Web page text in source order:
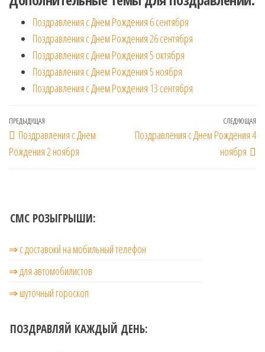
Поздравления с Днем Рождения 6 сентября
Поздравления с Днем Рождения 26 сентября
Поздравления с Днем Рождения 5 октября
Поздравления с Днем Рождения 5 ноября
Поздравления с Днем Рождения 13 сентября
Навигация
по
записям
Предыдущая
запись
ПРЕДЫДУЩАЯ
Поздравления с Днем
Рождения 2 ноября
СЛЕДУЮЩАЯ
Поздравления с Днем Рождения 4
ноября
СМС РОЗЫГРЫШИ:
⇒ с доставокй на мобильный телефон
⇒ для автомобилистов
⇒ шуточный гороскоп
ПОЗДРАВЛЯЙ КАЖДЫЙ ДЕНЬ: